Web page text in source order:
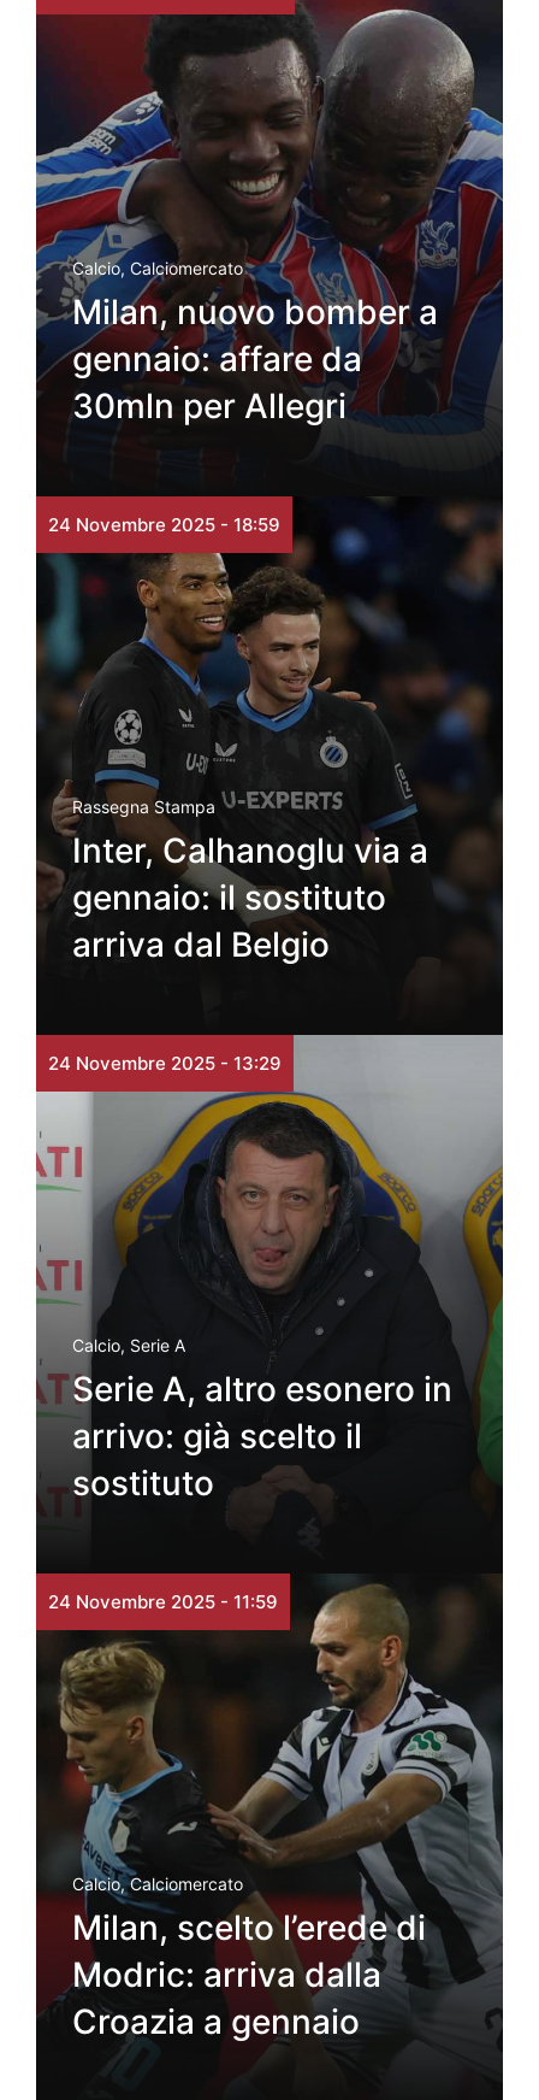
Calcio, Calciomercato
Milan, nuovo bomber a
gennaio: affare da
30mln per Allegri
24 Novembre 2025 - 18:59
Rassegna Stampa
Inter, Calhanoglu via a
gennaio: il sostituto
arriva dal Belgio
24 Novembre 2025 - 13:29
Calcio, Serie A
Serie A, altro esonero in
arrivo: già scelto il
sostituto
24 Novembre 2025 - 11:59
Calcio,Calciomercato
Milan, scelto l’erede di
Modric: arriva dalla
Croazia a gennaio